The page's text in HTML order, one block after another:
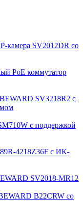
камера SV2012DR со
PoE коммутатор
SV3218R2 с
с поддержкой
4218Z36F с ИК-
SV2018-MR12
B22CRW со